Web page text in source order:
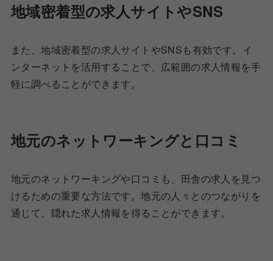
地域密着型の求人サイトやSNS
また、地域密着型の求人サイトやSNSも有効です。イ
ンターネットを活用することで、広範囲の求人情報を手
軽に調べることができます。
地元のネットワーキングと口コミ
地元のネットワーキングや口コミも、田舎の求人を見つ
けるための重要な方法です。地元の人々とのつながりを
通じて、隠れた求人情報を得ることができます。